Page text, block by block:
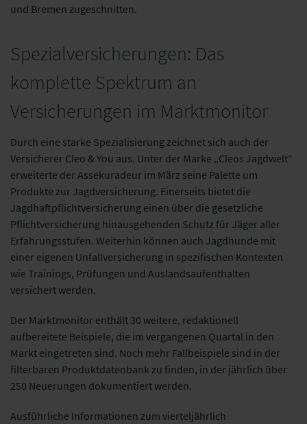
und Bremen zugeschnitten.
Spezialversicherungen: Das
komplette Spektrum an
Versicherungen im Marktmonitor
Durch eine starke Spezialisierung zeichnet sich auch der
Versicherer Cleo & You aus. Unter der Marke „Cleos Jagdwelt“
erweiterte der Assekuradeur im März seine Palette um
Produkte zur Jagdversicherung. Einerseits bietet die
Jagdhaftpflichtversicherung einen über die gesetzliche
Pflichtversicherung hinausgehenden Schutz für Jäger aller
Erfahrungsstufen. Weiterhin können auch Jagdhunde mit
einer eigenen Unfallversicherung in spezifischen Kontexten
wie Trainings, Prüfungen und Auslandsaufenthalten
versichert werden.
Der Marktmonitor enthält 30 weitere, redaktionell
aufbereitete Beispiele, die im vergangenen Quartal in den
Markt eingetreten sind. Noch mehr Fallbeispiele sind in der
filterbaren Produktdatenbank zu finden, in der jährlich über
250 Neuerungen dokumentiert werden.
Ausführliche Informationen zum vierteljährlich